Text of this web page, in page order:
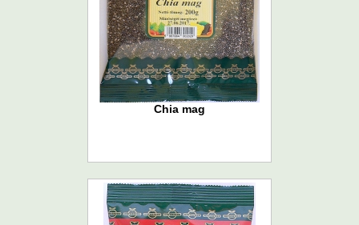
Chia mag